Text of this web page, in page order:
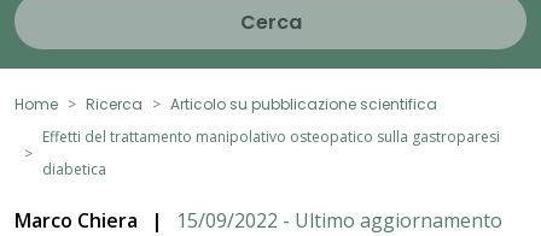
Cerca
Home Ricerca
Articolo su pubblicazione scientifica
Effetti del trattamento manipolativo osteopatico sulla gastroparesi
diabetica
Marco Chiera |
15/09/2022 - Ultimo aggiornamento